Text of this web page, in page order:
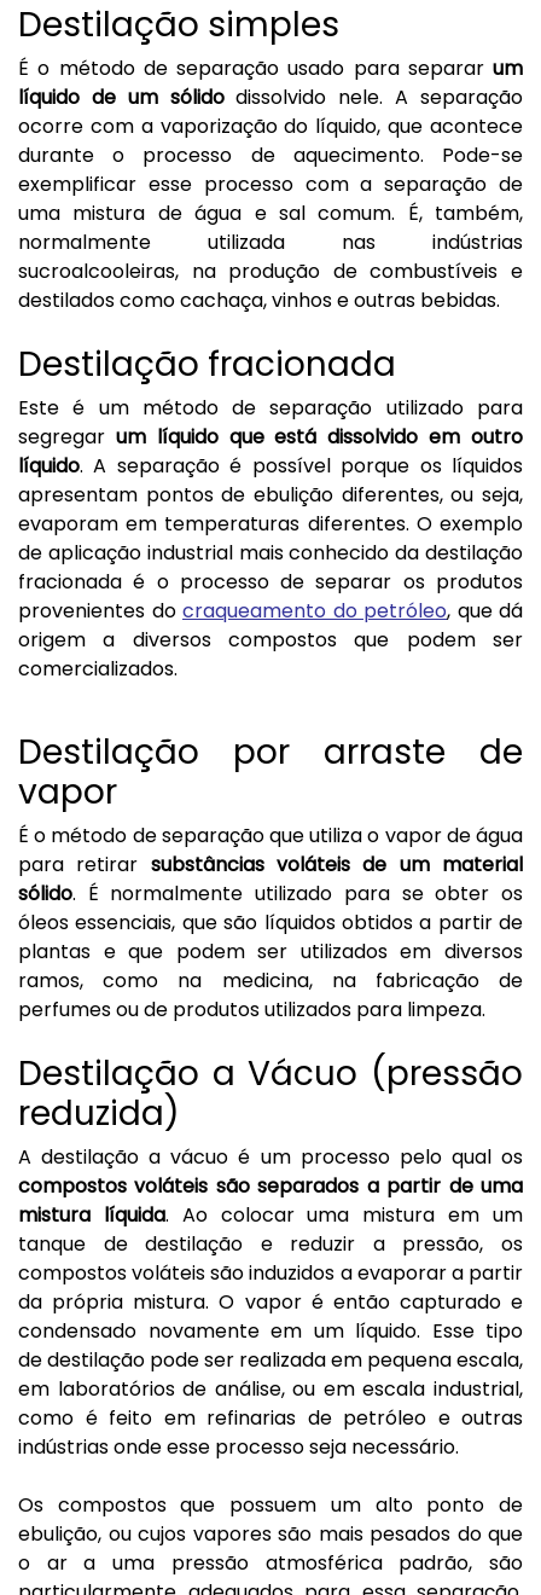
Destilação simples
É o método de separação usado para separar um
líquido de um sólidodissolvido nele. A separação
ocorre com a vaporização do líquido, que acontece
durante o processo de aquecimento. Pode-se
exemplificar esse processo com a separação de
uma mistura de água e sal comum. É, também,
normalmente utilizada nas indústrias
sucroalcooleiras, na produção decombustíveis e
destilados como cachaça, vinhos e outras bebidas.
Destilação fracionada
Este é um método de separação utilizado para
segregar um líquido que está dissolvido em outro
líquido. A separação é possível porque os líquidos
apresentam pontos de ebulição diferentes, ou seja,
evaporam em temperaturas diferentes. O exemplo
de aplicação industrial mais conhecido da destilação
fracionada é o processo de separar os produtos
provenientes do craqueamento do petróleo, que dá
origem a diversos compostos que podem ser
comercializados.
Destilação por arraste de
vapor
É o método de separação que utiliza o vapor de água
para retirar substâncias voláteis de um material
sólido. É normalmente utilizado para se obter os
óleos essenciais, que são líquidos obtidos a partir de
plantas e que podem ser utilizados em diversos
ramos, como na medicina, na fabricação de
perfumes ou de produtos utilizados para limpeza.
Destilação a Vácuo (pressão
reduzida)
A destilação a vácuo é um processo pelo qual os
compostos voláteis são separados a partir de uma
mistura líquida. Ao colocar uma mistura em um
tanque de destilação e reduzir a pressão, os
compostos voláteis são induzidos a evaporar a partir
da própria mistura. O vapor é então capturado e
condensado novamente em um líquido. Esse tipo
de destilação pode ser realizada em pequena escala,
em laboratórios de análise, ou em escala industrial,
como é feito em refinarias de petróleo e outras
indústrias onde esse processo seja necessário.
Os compostos que possuem um alto ponto de
ebulição, ou cujos vapores são mais pesados do que
o ar a uma pressão atmosférica padrão, são